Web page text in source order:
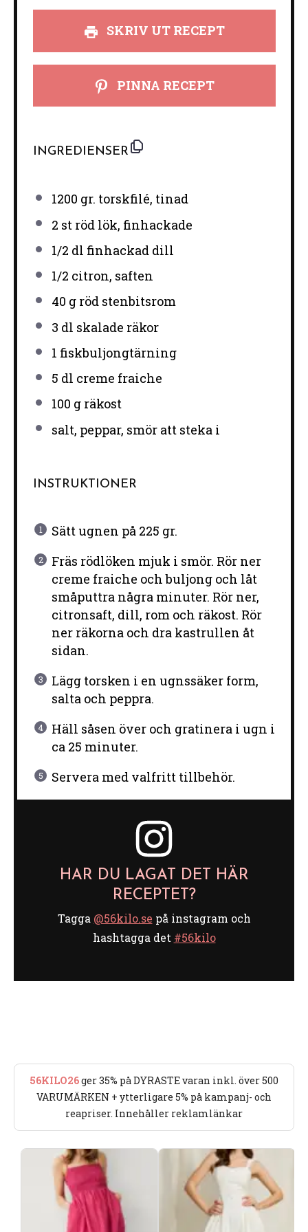
SKRIV UT RECEPT
PINNA RECEPT
INGREDIENSER
1200 gr. torskfilé, tinad
2 st röd lök, finhackade
1/2 dl finhackad dill
1/2 citron, saften
40 gröd stenbitsrom
3 dl skalade räkor
1 fiskbuljongtärning
5 dl creme fraiche
100 gräkost
salt, peppar, smör att steka i
INSTRUKTIONER
Sätt ugnen på 225 gr.
Fräs rödlöken mjuk i smör. Rör ner
creme fraiche och buljong och låt
småputtra några minuter. Rör ner,
citronsaft, dill, rom och räkost. Rör
ner räkorna och dra kastrullen åt
sidan.
Lägg torsken i en ugnssäker form,
salta och peppra.
Häll såsen över och gratinera i ugn i
ca 25 minuter.
Servera med valfritt tillbehör.
HAR DU LAGAT DET HÄR
RECEPTET?
Tagga @56kilo.se på instagram och
hashtagga det #56kilo
56KILO26ger 35% på DYRASTE varan inkl. över 500
VARUMÄRKEN + ytterligare 5% på kampanj- och
reapriser. Innehåller reklamlänkar